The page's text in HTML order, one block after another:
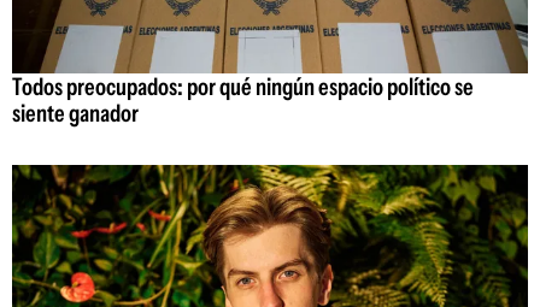
Todos preocupados: por qué ningún espacio político se
siente ganador